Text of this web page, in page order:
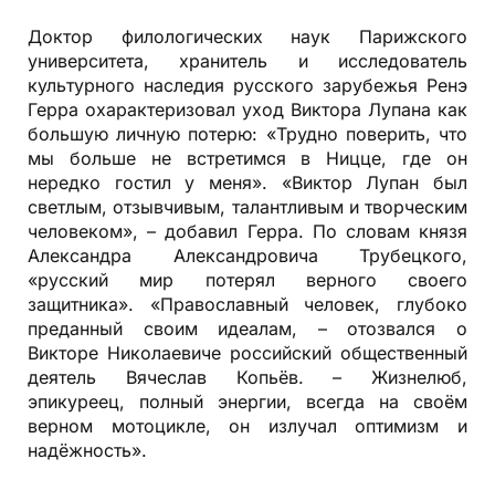
Доктор филологических наук Парижского
университета, хранитель и исследователь
культурного наследия русского зарубежья Ренэ
Герра охарактеризовал уход Виктора Лупана как
большую личную потерю: «Трудно поверить, что
мы больше не встретимся в Ницце, где он
нередко гостил у меня». «Виктор Лупан был
светлым, отзывчивым, талантливым и творческим
человеком», – добавил Герра. По словам князя
Александра Александровича Трубецкого,
«русский мир потерял верного своего
защитника». «Православный человек, глубоко
преданный своим идеалам, – отозвался о
Викторе Николаевиче российский общественный
деятель Вячеслав Копьёв. – Жизнелюб,
эпикуреец, полный энергии, всегда на своём
верном мотоцикле, он излучал оптимизм и
надёжность».